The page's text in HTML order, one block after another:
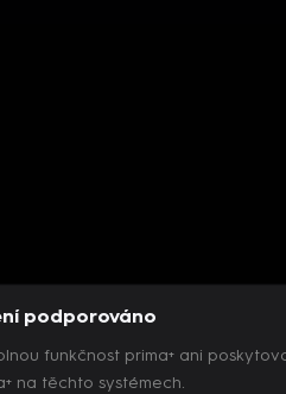
podporováno
funkčnost prima+ ani
na těchto systémech.